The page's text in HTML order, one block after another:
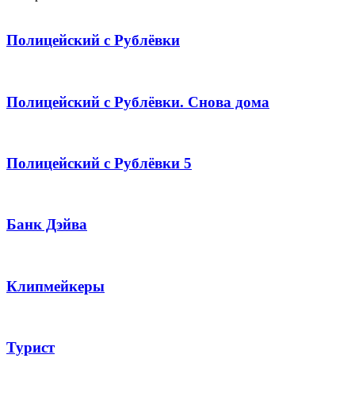
Полицейский с Рублёвки
Полицейский с Рублёвки. Снова дома
Полицейский с Рублёвки 5
Банк Дэйва
Клипмейкеры
Турист